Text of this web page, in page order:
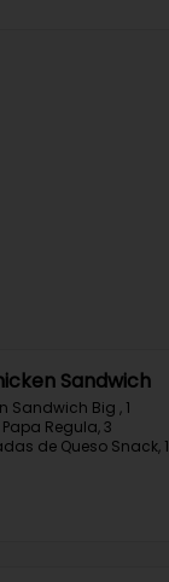
Sandwich
Sandwich Big , 1
Papa Regula, 3
de Queso Snack, 1